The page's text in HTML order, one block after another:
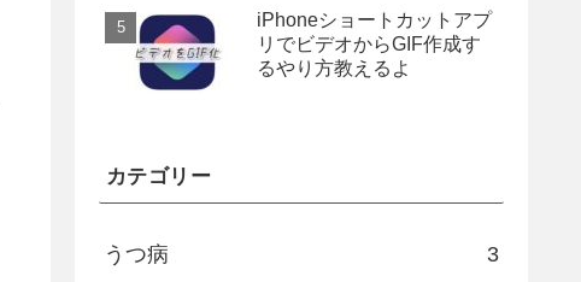
iPhoneショートカットアプ
リでビデオからGIF作成す
るやり方教えるよ
カテゴリー
うつ病 3